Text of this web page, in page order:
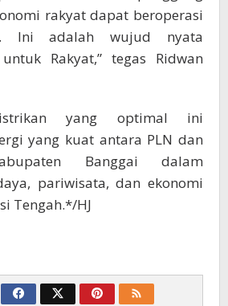
rakyat dapat beroperasi
Ini adalah wujud nyata
Rakyat,” tegas Ridwan
yang optimal ini
yang kuat antara PLN dan
Banggai dalam
pariwisata, dan ekonomi
Tengah.*/HJ